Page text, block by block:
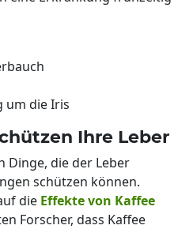
um die Iris
Ihre Leber
Dinge, die der Leber
schützen können.
die Effekte von Kaffee
Forscher, dass Kaffee